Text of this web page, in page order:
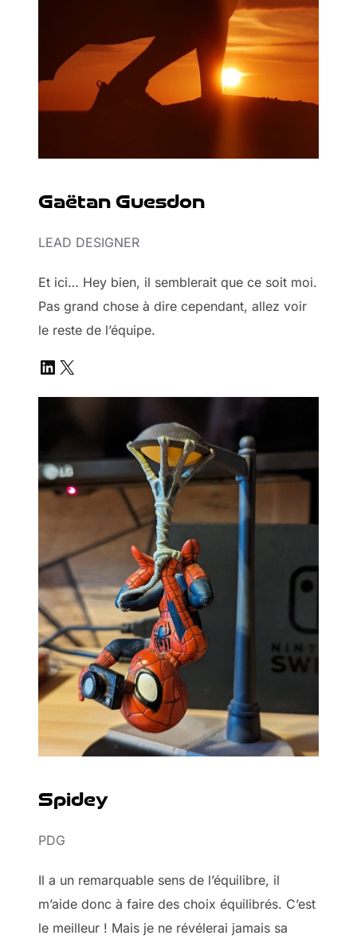
Gaëtan Guesdon
LEAD DESIGNER
Et ici… Hey bien, il semblerait que ce soit moi.
Pas grand chose à dire cependant, allez voir
le reste de l’équipe.
LinkedIn X
Spidey
PDG
Il a un remarquable sens de l’équilibre, il
m’aide donc à faire des choix équilibrés. C’est
le meilleur ! Mais je ne révélerai jamais sa